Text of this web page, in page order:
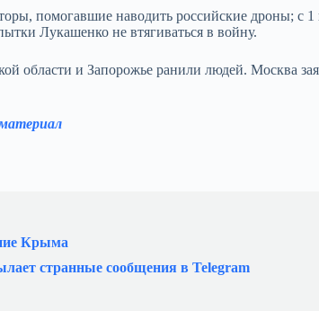
помогавшие наводить российские дроны; с
Лукашенко не втягиваться в войну.
области и Запорожье ранили людей. Москва
Крыма
странные сообщения в Telegram